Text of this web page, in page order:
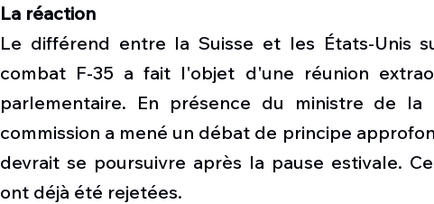
La réaction
Le différend entre la Suisse et les États-Unis
combat F-35 a fait l'objet d'une réunion
parlementaire. En présence du ministre de la
commission a mené un débat de principe
devrait se poursuivre après la pause estivale.
ont déjà été rejetées.